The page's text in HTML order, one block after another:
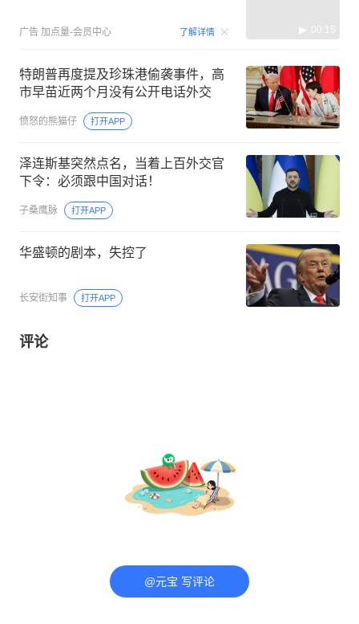
广告 加点量-会员中心 了解详情 00:15
特朗普再度提及珍珠港偷袭事件，高
市早苗近两个月没有公开电话外交
愤怒的熊猫仔 打开APP
泽连斯基突然点名，当着上百外交官
下令：必须跟中国对话！
子桑鹰脉 打开APP
华盛顿的剧本，失控了
长安街知事 打开APP
评论
@元宝 写评论